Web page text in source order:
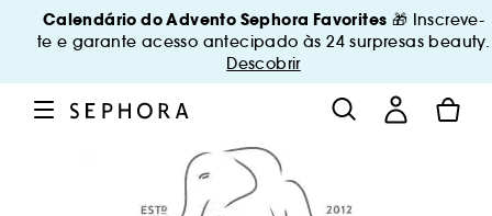
Calendário do Advento Sephora Favorites 🎁 Inscreve-
te e garante acesso antecipado às 24 surpresas beauty.
Descobrir